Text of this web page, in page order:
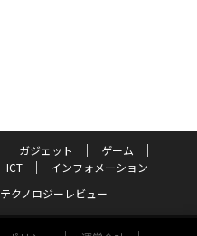
ガジェット
ゲーム
ICT
インフォメーション
クノロジーレビュー